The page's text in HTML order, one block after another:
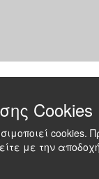
Cookies
cookies.
με την